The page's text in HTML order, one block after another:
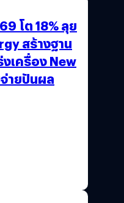
โต 18% ลุย
สร้างฐาน
เครื่อง New
ายปันผล